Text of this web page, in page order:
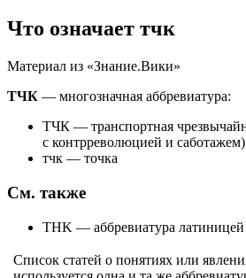
Что означает тчк
Материал из «Знание.Вики»
ТЧК — многозначная аббревиатура:
ТЧК — транспортная
с контрреволюцией и саботажем)
тчк — точка
См. также
THK — аббревиатура латиницей
Список статей о понятиях или